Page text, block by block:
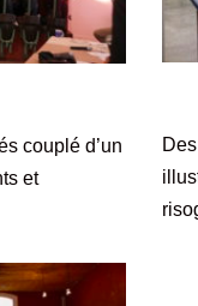
couplé d’un
et